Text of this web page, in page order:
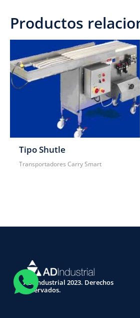
Productos
Tipo Shutle
Transportadores Carry Smart
AD-Industrial 2023. Derechos
Reservados.